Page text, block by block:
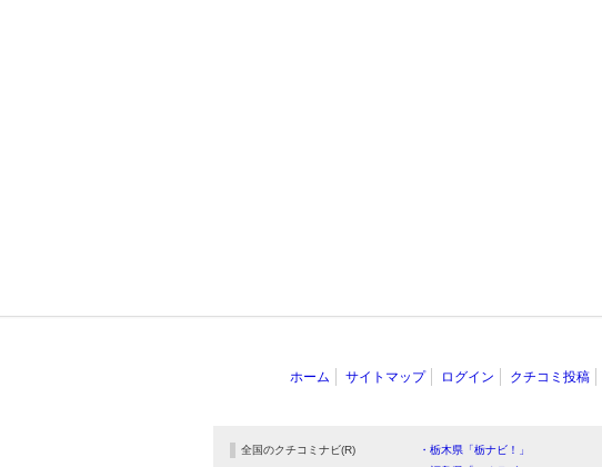
ホーム サイトマップ ログイン クチコミ投稿
全国のクチコミナビ(R) ・栃木県「栃ナビ！」